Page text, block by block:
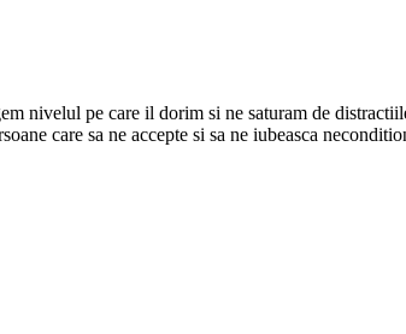
pe care il dorim si ne saturam de
care sa ne accepte si sa ne iubeasca